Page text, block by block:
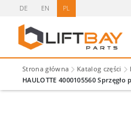
DE EN PL
Strona główna Katalog części
HAULOTTE 4000105560 Sprzęgło